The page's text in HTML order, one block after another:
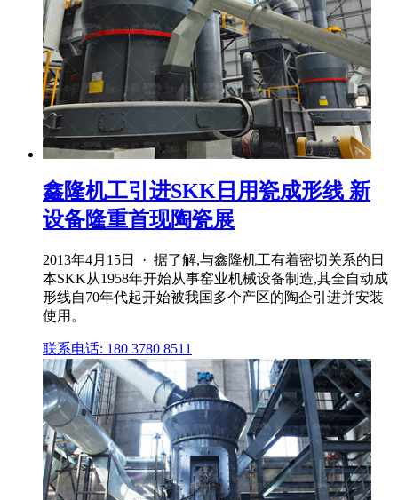
鑫隆机工引进SKK日用瓷成形线 新
设备隆重首现陶瓷展
2013年4月15日 · 据了解,与鑫隆机工有着密切关系的日
本SKK从1958年开始从事窑业机械设备制造,其全自动成
形线自70年代起开始被我国多个产区的陶企引进并安装
使用。
联系电话: 180 3780 8511